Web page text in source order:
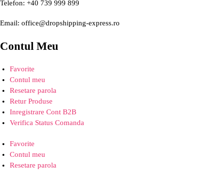
Telefon: +40 739 999 899
Email: office@dropshipping-express.ro
Contul Meu
Favorite
Contul meu
Resetare parola
Retur Produse
Inregistrare Cont B2B
Verifica Status Comanda
Favorite
Contul meu
Resetare parola